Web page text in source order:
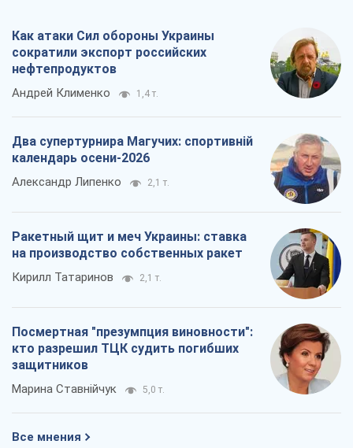
Как атаки Сил обороны Украины
сократили экспорт российских
нефтепродуктов
Андрей Клименко 1,4 т.
Два супертурнира Магучих: спортивній
календарь осени-2026
Александр Липенко 2,1 т.
Ракетный щит и меч Украины: ставка
на производство собственных ракет
Кирилл Татаринов 2,1 т.
Посмертная "презумпция виновности":
кто разрешил ТЦК судить погибших
защитников
Марина Ставнійчук 5,0 т.
Все мнения